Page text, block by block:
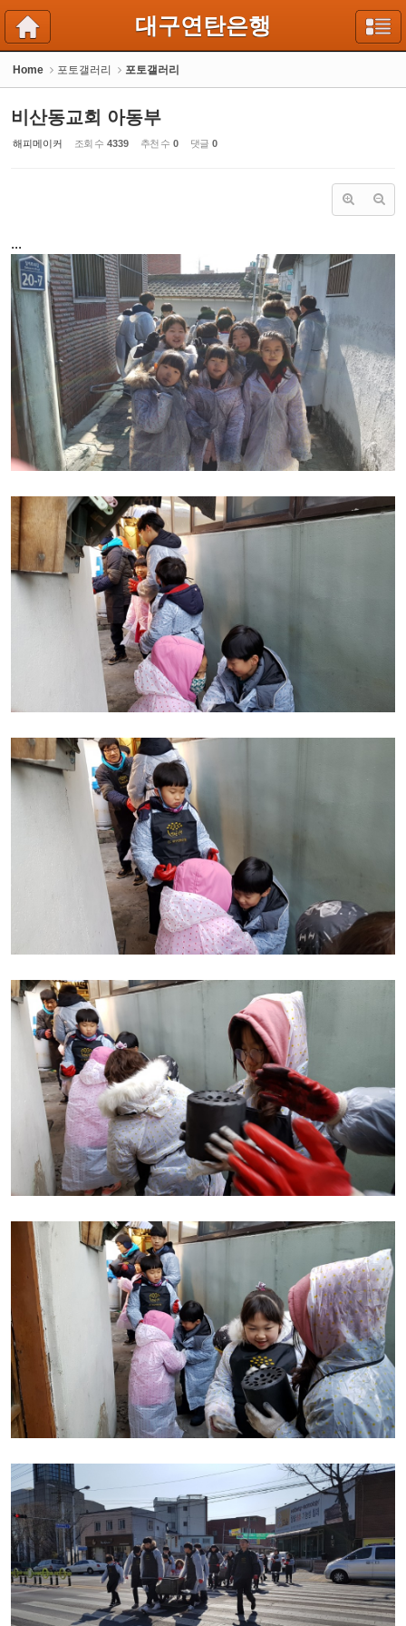
대구연탄은행
Home 포토갤러리 포토갤러리
비산동교회 아동부
해피메이커 조회 수 4339 추천 수 0 댓글 0
...